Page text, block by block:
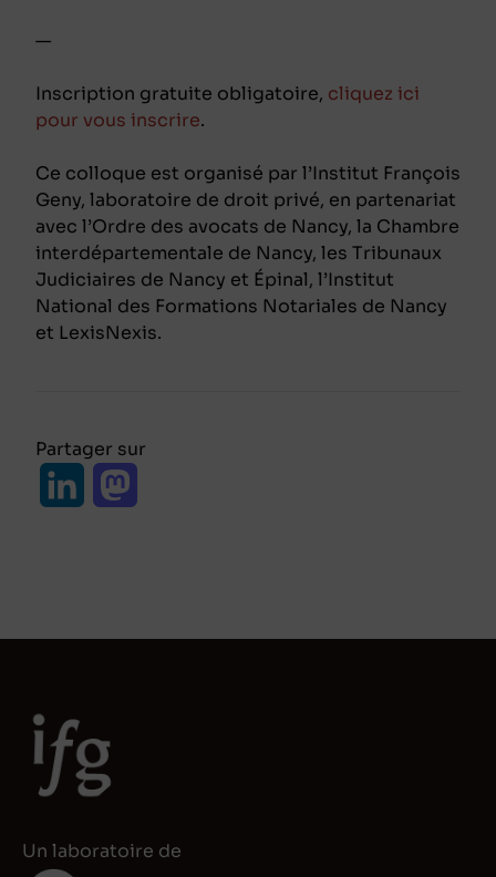
—
Inscription gratuite obligatoire, cliquez ici
pour vous inscrire.
Ce colloque est organisé par l’Institut François
Geny, laboratoire de droit privé, en partenariat
avec l’Ordre des avocats de Nancy, la Chambre
interdépartementale de Nancy, les Tribunaux
Judiciaires de Nancy et Épinal, l’Institut
National des Formations Notariales de Nancy
et LexisNexis.
Partager sur
I
n
Un laboratoire de